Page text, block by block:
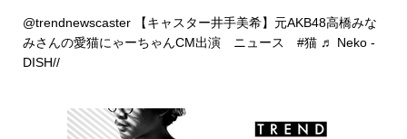
@trendnewscaster【キャスター井手美希】元AKB48高橋みな
みさんの愛猫にゃーちゃんCM出演 ニュース #猫 ♬ Neko -
DISH//